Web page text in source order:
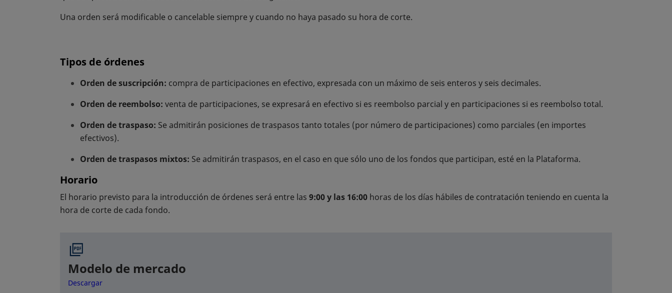
Una orden será modificable o cancelable siempre y cuando no haya pasado su hora de corte.
Tipos de órdenes
Orden de suscripción: compra de participaciones en efectivo, expresada con un máximo de seis enteros y seis decimales.
Orden de reembolso: venta de participaciones, se expresará en efectivo si es reembolso parcial y en participaciones si es reembolso total.
Orden de traspaso: Se admitirán posiciones de traspasos tanto totales (por número de participaciones) como parciales (en importes
efectivos).
Orden de traspasos mixtos: Se admitirán traspasos, en el caso en que sólo uno de los fondos que participan, esté en la Plataforma.
Horario
El horario previsto para la introducción de órdenes será entre las 9:00 y las 16:00 horas de los días hábiles de contratación teniendo en cuenta la
hora de corte de cada fondo.
Modelo de mercado
Descargar